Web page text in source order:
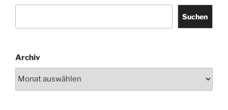
Suchen
Archiv